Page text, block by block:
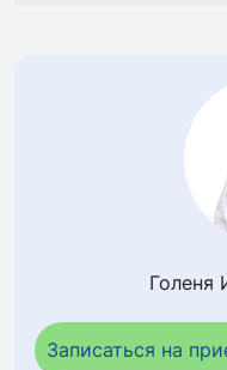
Голеня
Записаться на